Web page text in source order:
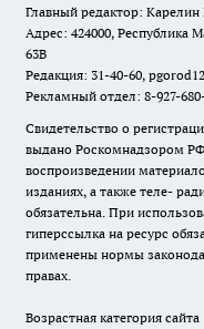
Главный редактор:
Адрес: 424000, Республика
63В
Редакция: 31-40-60,
Рекламный отдел: 8-927-
Свидетельство о
выдано Роскомнадзором
воспроизведении
изданиях, а также теле-
обязательна. При
гиперссылка на ресурс
применены нормы
правах.
Возрастная категория